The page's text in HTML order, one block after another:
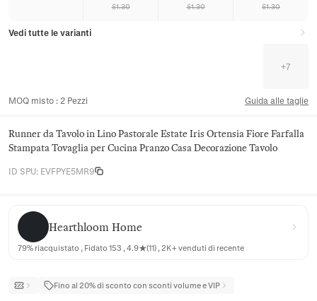
$1.30 $1.30 $1.30
Vedi tutte le varianti
+7
MOQ misto : 2 Pezzi Guida alle taglie
Runner da Tavolo in Lino Pastorale Estate Iris Ortensia Fiore Farfalla
Stampata Tovaglia per Cucina Pranzo Casa Decorazione Tavolo
ID SPU: EVFPYE5MR9
Hearthloom Home
Hearthloom Home
79% riacquistato , Fidato 153 , 4.9★(11) , 2K+ venduti di recente
Fino al 20% di sconto con sconti volume e VIP